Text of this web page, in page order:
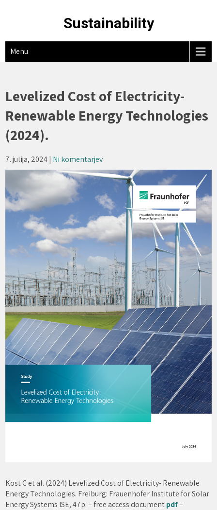
Sustainability
Menu
Levelized Cost of Electricity-
Renewable Energy Technologies
(2024).
7. julija, 2024| Ni komentarjev
Kost C et al. (2024) Levelized Cost of Electricity- Renewable
Energy Technologies. Freiburg: Frauenhofer Institute for Solar
Energy Systems ISE, 47p. – free access documentpdf–